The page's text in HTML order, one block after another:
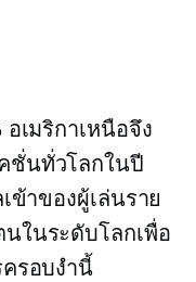
เมริกาเหนือจึง
ชั่นทั่วโลกในปี
ข้าของผู้เล่นราย
ในระดับโลกเพื่อ
รอบงำนี้